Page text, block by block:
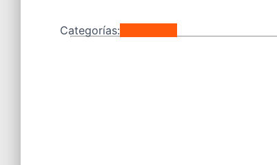
Categorías: